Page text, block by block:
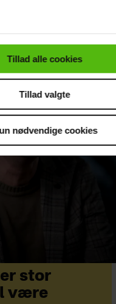
.
Tillad alle cookies
Tillad valgte
nødvendige cookies
stor
være